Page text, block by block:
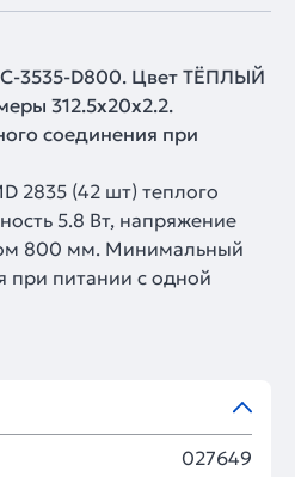
3535-D800. Цвет ТЁПЛЫЙ
312.5х20х2.2.
соединения при
2835 (42 шт) теплого
5.8 Вт, напряжение
800 мм. Минимальный
при питании с одной
027649